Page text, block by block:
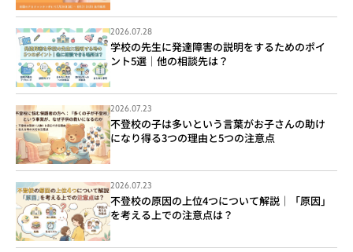
2026.07.28
学校の先生に発達障害の説明をするためのポイ
ント5選｜他の相談先は？
2026.07.23
不登校の子は多いという言葉がお子さんの助け
になり得る3つの理由と5つの注意点
2026.07.23
不登校の原因の上位4つについて解説｜「原因」
を考える上での注意点は？